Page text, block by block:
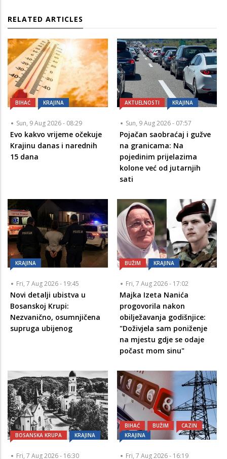
RELATED ARTICLES
BIHAĆ KRAJINA
Sun, 9 Aug 2026 - 08:29
Evo kakvo vrijeme očekuje
Krajinu danas i narednih
15 dana
AKTUELNOSTI KRAJINA
Sun, 9 Aug 2026 - 07:57
Pojačan saobraćaj i gužve
na granicama: Na
pojedinim prijelazima
kolone već od jutarnjih
sati
KRAJINA
Fri, 7 Aug 2026 - 19:45
Novi detalji ubistva u
Bosanskoj Krupi:
Nezvanično, osumnjičena
supruga ubijenog
BUŽIM KRAJINA
Fri, 7 Aug 2026 - 17:02
Majka Izeta Nanića
progovorila nakon
obilježavanja godišnjice:
"Doživjela sam poniženje
na mjestu gdje se odaje
počast mom sinu"
BOSANSKA KRUPA KRAJINA
Fri, 7 Aug 2026 - 16:30
BIHAĆ BUŽIM
CAZIN
KRAJINA
Fri, 7 Aug 2026 - 16:19